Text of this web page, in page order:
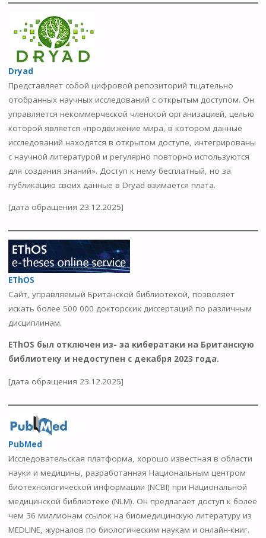
Dryad
Представляет собой цифровой репозиторий тщательно
отобранных научных исследований с открытым доступом. Он
управляется некоммерческой членской организацией, целью
которой является «продвижение мира, в котором данные
исследований находятся в открытом доступе, интегрированы
с научной литературой и регулярно повторно используются
для создания знаний». Доступ к нему бесплатный, но за
публикацию своих данные в Dryad взимается плата.
[дата обращения 23.12.2025]
EThOS
Сайт, управляемый Британской библиотекой, позволяет
искать более 500 000 докторских диссертаций по различным
дисциплинам.
EThOS был отключен из- за кибератаки на Британскую
библиотеку и недоступен с декабря 2023 года.
[дата обращения 23.12.2025]
PubMed
Исследовательская платформа, хорошо известная в области
науки и медицины, разработанная Национальным центром
биотехнологической информации (NCBI) при Национальной
медицинской библиотеке (NLM). Он предлагает доступ к более
чем 36 миллионам ссылок на биомедицинскую литературу из
MEDLINE, журналов по биологическим наукам и онлайн-книг.